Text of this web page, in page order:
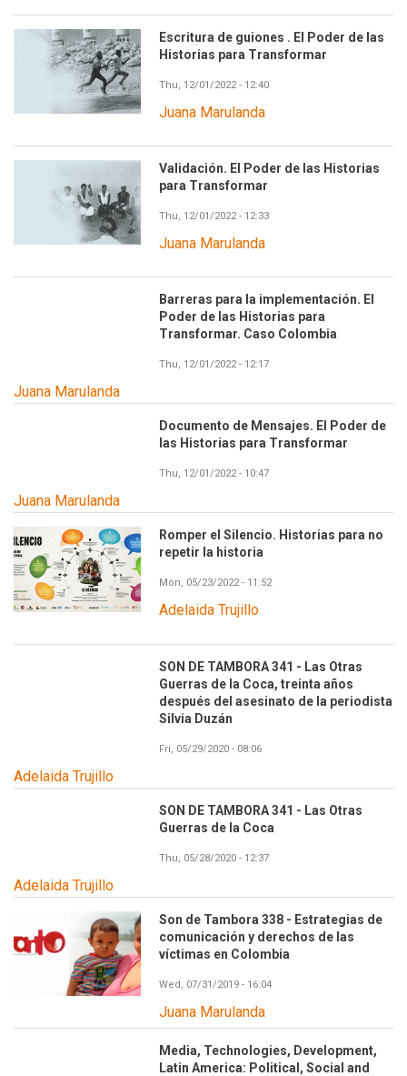
Escritura de guiones . El Poder de las
Historias para Transformar
Thu, 12/01/2022 - 12:40
Juana Marulanda
Validación. El Poder de las Historias
para Transformar
Thu, 12/01/2022 - 12:33
Juana Marulanda
Barreras para la implementación. El
Poder de las Historias para
Transformar. Caso Colombia
Thu, 12/01/2022 - 12:17
Juana Marulanda
Documento de Mensajes. El Poder de
las Historias para Transformar
Thu, 12/01/2022 - 10:47
Juana Marulanda
Romper el Silencio. Historias para no
repetir la historia
Mon, 05/23/2022 - 11:52
Adelaida Trujillo
SON DE TAMBORA 341 - Las Otras
Guerras de la Coca, treinta años
después del asesinato de la periodista
Silvia Duzán
Fri, 05/29/2020 - 08:06
Adelaida Trujillo
SON DE TAMBORA 341 - Las Otras
Guerras de la Coca
Thu, 05/28/2020 - 12:37
Adelaida Trujillo
Son de Tambora 338 - Estrategias de
comunicación y derechos de las
víctimas en Colombia
Wed, 07/31/2019 - 16:04
Juana Marulanda
Media, Technologies, Development,
Latin America: Political, Social and